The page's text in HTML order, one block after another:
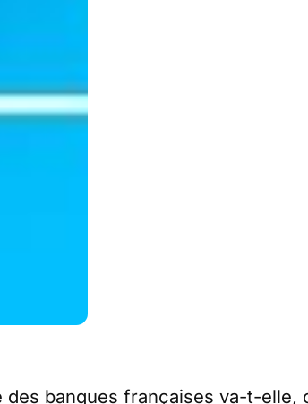
des banques françaises va-t-